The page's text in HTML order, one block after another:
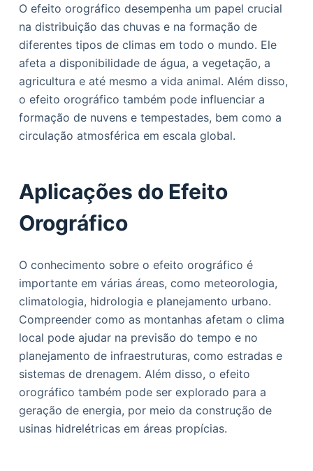
O efeito orográfico desempenha um papel crucial
na distribuição das chuvas e na formação de
diferentes tipos de climas em todo o mundo. Ele
afeta a disponibilidade de água, a vegetação, a
agricultura e até mesmo a vida animal. Além disso,
o efeito orográfico também pode influenciar a
formação de nuvens e tempestades, bem como a
circulação atmosférica em escala global.
Aplicações do Efeito
Orográfico
O conhecimento sobre o efeito orográfico é
importante em várias áreas, como meteorologia,
climatologia, hidrologia e planejamento urbano.
Compreender como as montanhas afetam o clima
local pode ajudar na previsão do tempo e no
planejamento de infraestruturas, como estradas e
sistemas de drenagem. Além disso, o efeito
orográfico também pode ser explorado para a
geração de energia, por meio da construção de
usinas hidrelétricas em áreas propícias.